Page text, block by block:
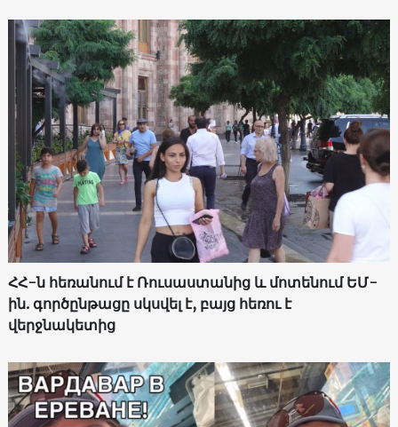
ՀՀ-ն հեռանում է Ռուսաստանից և մոտենում ԵՄ-
ին. գործընթացը սկսվել է, բայց հեռու է
վերջնակետից